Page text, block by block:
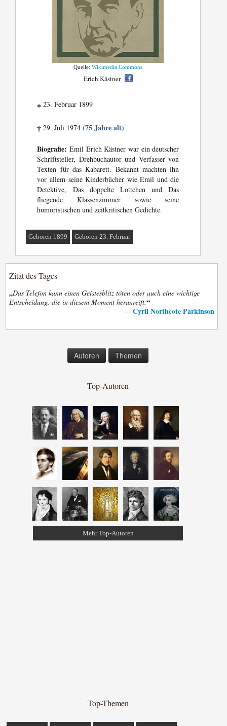
Quelle:Wikimedia Commons
Erich Kästner
* 23. Februar 1899
† 29. Juli 1974(75 Jahre alt)
Biografie: Emil Erich Kästner war ein deutscher
Schriftsteller, Drehbuchautor und Verfasser von
Texten für das Kabarett. Bekannt machten ihn
vor allem seine Kinderbücher wie Emil und die
Detektive, Das doppelte Lottchen und Das
fliegende Klassenzimmer sowie seine
humoristischen und zeitkritischen Gedichte.
Geboren 1899 Geboren 23. Februar
Zitat des Tages
„Das Telefon kann einen Geistesblitz töten oder auch eine wichtige
Entscheidung, die in diesem Moment heranreift.“
— Cyril Northcote Parkinson
Autoren Themen
Top-Autoren
Mehr Top-Autoren
Top-Themen